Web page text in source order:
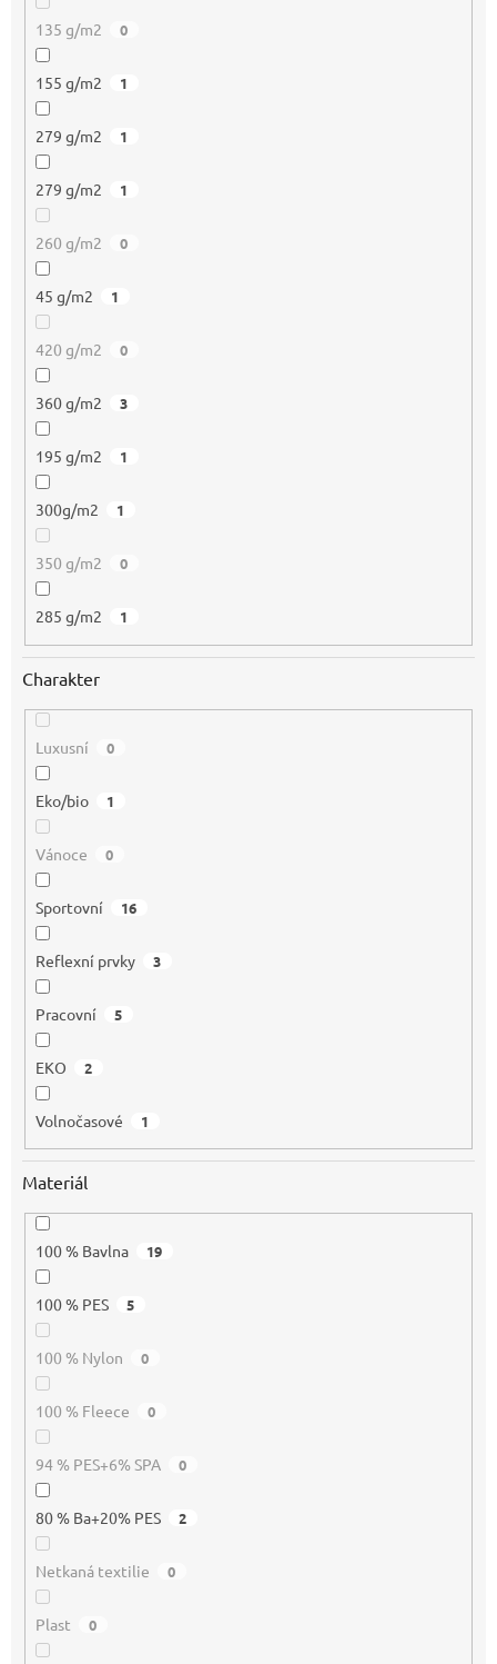
135 g/m2 0
155 g/m2 1
279 g/m2 1
279 g/m2 1
260 g/m2 0
45 g/m2 1
420 g/m2 0
360 g/m2 3
195 g/m2 1
300g/m2 1
350 g/m2 0
285 g/m2 1
Charakter
Luxusní 0
Eko/bio 1
Vánoce 0
Sportovní 16
Reflexní prvky 3
Pracovní 5
EKO 2
Volnočasové 1
Materiál
100 % Bavlna 19
100 % PES 5
100 % Nylon 0
100 % Fleece 0
94 % PES+6% SPA 0
80 % Ba+20% PES 2
Netkaná textilie 0
Plast 0